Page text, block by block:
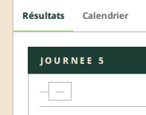
Résultats Calendrier
JOURNEE 5
— —